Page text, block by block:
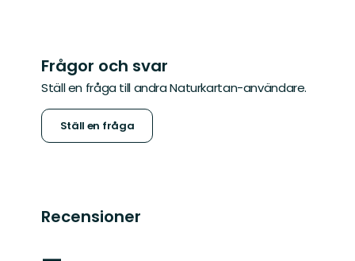
Frågor och svar
Ställ en fråga till andra Naturkartan-användare.
Ställ en fråga
Recensioner